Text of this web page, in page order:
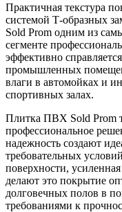
Практичная текстура
системой Т-образных
Sold Prom одним из
сегменте
эффективно
промышленных
влаги в автомойках и
спортивных залах.
Плитка ПВХ Sold Prom
профессиональное
надежность создают
требовательных
поверхности,
делают это покрытие
долговечных полов в
требованиями к